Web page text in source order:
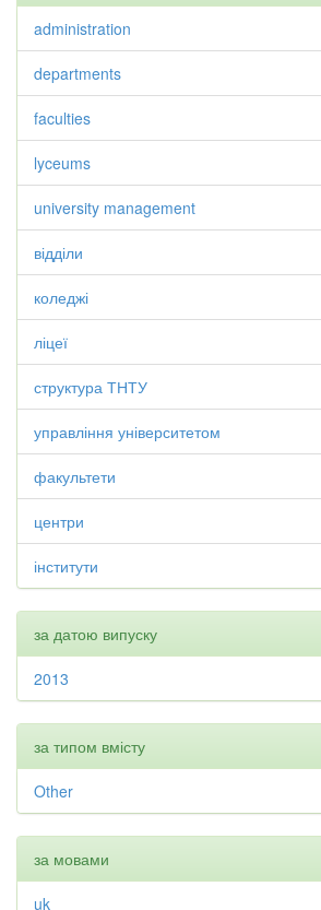
administration
departments
faculties
lyceums
university management
відділи
коледжі
ліцеї
структура ТНТУ
управління університетом
факультети
центри
інститути
за датою випуску
2013
за типом вмісту
Other
за мовами
uk